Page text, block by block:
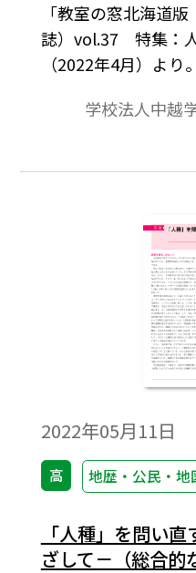
「教室の窓北海道
誌）vol.37 特集：
（2022年4月）よ
合いの過程を経て
にある固定観念や偏
学校法人中越
2022年05月11日
高 地歴・公民・地
「人種」を問い
ざして－（総合的